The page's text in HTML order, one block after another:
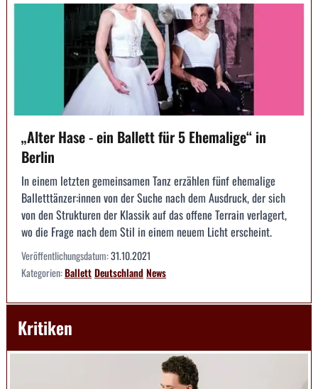
„Alter Hase - ein Ballett für 5 Ehemalige“ in
Berlin
In einem letzten gemeinsamen Tanz erzählen fünf ehemalige
Balletttänzer:innen von der Suche nach dem Ausdruck, der sich
von den Strukturen der Klassik auf das offene Terrain verlagert,
wo die Frage nach dem Stil in einem neuem Licht erscheint.
Veröffentlichungsdatum:31.10.2021
Kategorien:BallettDeutschlandNews
Kritiken